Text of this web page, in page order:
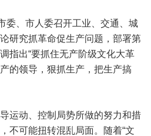
委、市人委召开工业、交通、城
研究抓革命促生产问题，部署第
指出“要抓住无产阶级文化大革
的领导，狠抓生产，把生产搞
运动、控制局势所做的努力和措
不可能扭转混乱局面。随着“文